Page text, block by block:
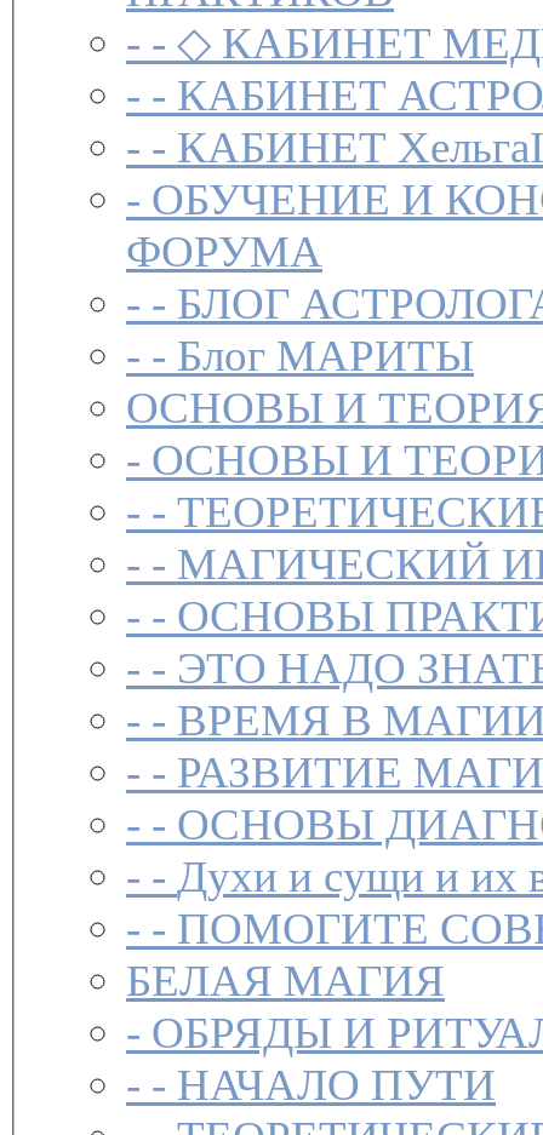
- - ◇ КАБИНЕТ
- - КАБИНЕТ
- - КАБИНЕТ ХельгаI
- ОБУЧЕНИЕ И
ФОРУМА
- - БЛОГ
- - Блог МАРИТЫ
ОСНОВЫ И
- ОСНОВЫ И
- -
- - МАГИЧЕСКИЙ
- - ОСНОВЫ
- - ЭТО НАДО
- - ВРЕМЯ В
- - РАЗВИТИЕ
- - ОСНОВЫ
- - Духи и сущи и их
- - ПОМОГИТЕ
БЕЛАЯ МАГИЯ
- ОБРЯДЫ И
- - НАЧАЛО ПУТИ